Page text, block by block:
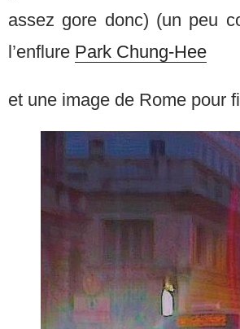
assez gore donc) (un peu
l’enflure Park Chung-Hee
et une image de Rome pour